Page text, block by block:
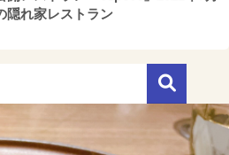
隠れ家レストラン